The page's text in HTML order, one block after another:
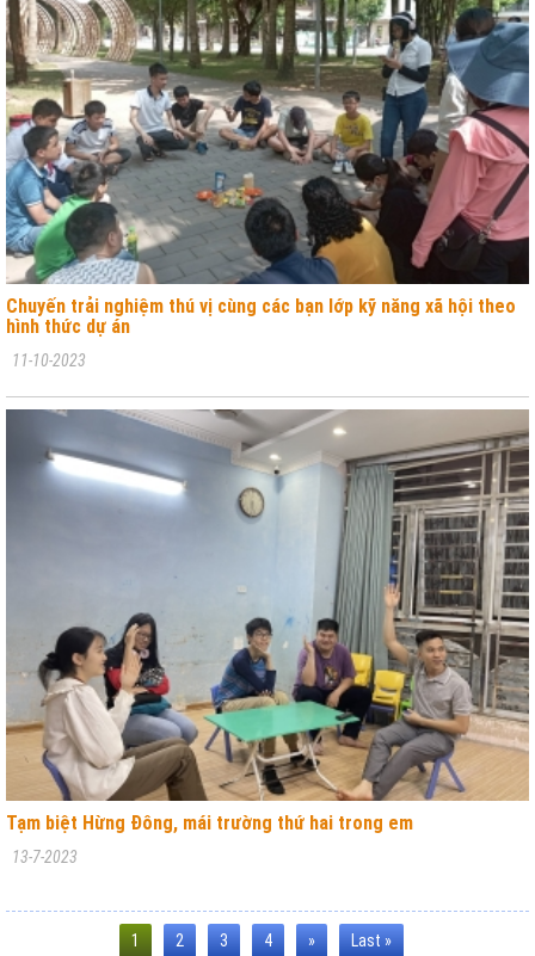
Chuyến trải nghiệm thú vị cùng các bạn lớp kỹ năng xã hội theo
hình thức dự án
11-10-2023
Tạm biệt Hừng Đông, mái trường thứ hai trong em
13-7-2023
1 2 3 4 » Last »